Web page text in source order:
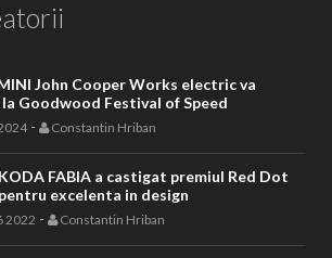
John Cooper Works electric va
Goodwood Festival of Speed
- Constantin Hriban
FABIA a castigat premiul Red Dot
excelenta in design
2022 - Constantin Hriban